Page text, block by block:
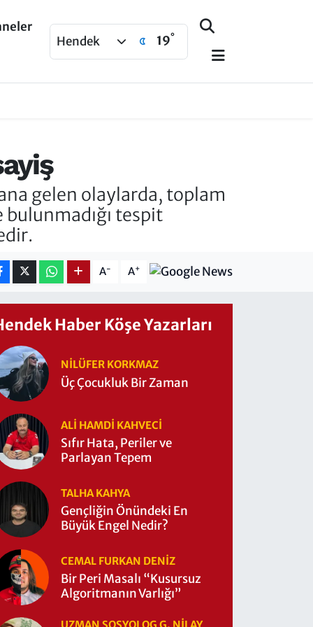
Hendek 19°
gelen olaylarda, toplam
tespit
A- A+
Haber Köşe Yazarları
NILÜFER KORKMAZ
Üç Çocukluk Bir Zaman
ALI HAMDI KAHVECİ
Sıfır Hata, Periler ve
Parlayan Tepem
TALHA KAHYA
Gençliğin Önündeki En
Büyük Engel Nedir?
CEMAL FURKAN DENİZ
Bir Peri Masalı “Kusursuz
Algoritmanın Varlığı”